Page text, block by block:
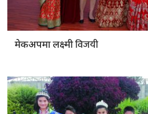
मेकअपमा लक्ष्मीविजयी